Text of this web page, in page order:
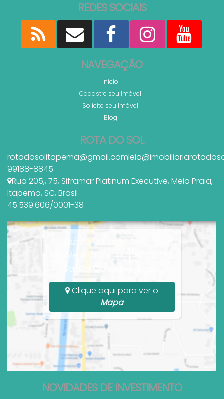
REDES SOCIAIS
NAVEGAÇÃO
Início
Cadastre seu Imóvel
Solicite seu Imóvel
Blog
ROTA DO SOL
rotadosolitapema@gmail.com
99188-8845
Rua 205,, 75, Siframar Platinum Executive, Meia Praia,
Itapema, SC, Brasil
45.539.606/0001-38
Av Nereu Ramos, 4077, Sala
09, Meia Praia, Itapema, SC,
Santa Catarina, Brasil
Clique aqui para ver o
Mapa
NOVIDADES DE INVESTIMENTO